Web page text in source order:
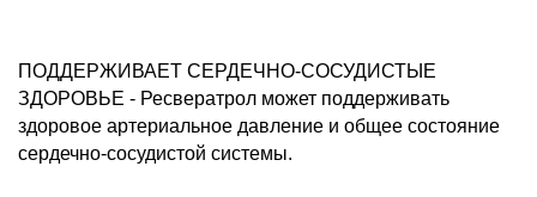
ПОДДЕРЖИВАЕТ СЕРДЕЧНО-СОСУДИСТЫЕ
ЗДОРОВЬЕ - Ресвератрол может поддерживать
здоровое артериальное давление и общее состояние
сердечно-сосудистой системы.